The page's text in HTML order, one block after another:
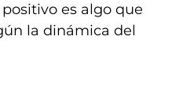
es algo que
la dinámica del